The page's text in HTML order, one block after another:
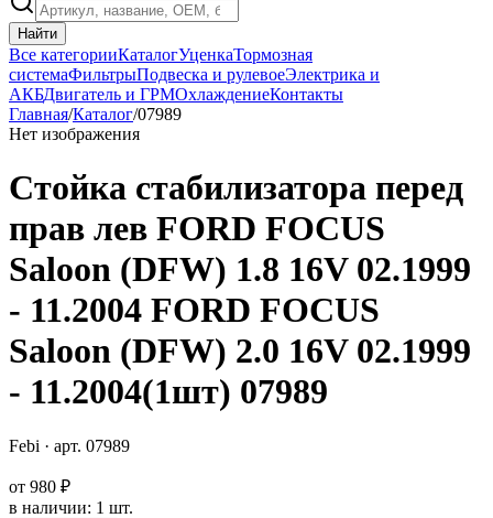
Найти
Все категорииКаталогУценкаТормозная
системаФильтрыПодвеска и рулевоеЭлектрика и
АКБДвигатель и ГРМОхлаждениеКонтакты
Главная/Каталог/07989
Нет изображения
Стойка стабилизатора перед
прав лев FORD FOCUS
Saloon (DFW) 1.8 16V 02.1999
- 11.2004 FORD FOCUS
Saloon (DFW) 2.0 16V 02.1999
- 11.2004(1шт) 07989
Febi · арт. 07989
от 980 ₽
в наличии: 1 шт.